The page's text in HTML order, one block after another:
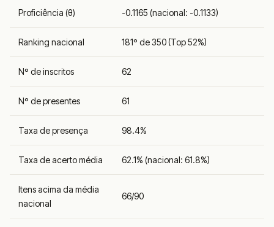
Proficiência (θ) -0.1165 (nacional: -0.1133)
Ranking nacional 181º de 350 (Top 52%)
Nº de inscritos 62
Nº de presentes 61
Taxa de presença 98.4%
Taxa de acerto média 62.1% (nacional: 61.8%)
Itens acima da média
nacional
66/90